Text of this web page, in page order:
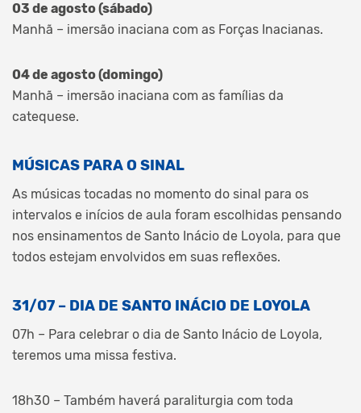
03 de agosto (sábado)
Manhã – imersão inaciana com as Forças Inacianas.
04 de agosto (domingo)
Manhã – imersão inaciana com as famílias da
catequese.
MÚSICAS PARA O SINAL
As músicas tocadas no momento do sinal para os
intervalos e inícios de aula foram escolhidas pensando
nos ensinamentos de Santo Inácio de Loyola, para que
todos estejam envolvidos em suas reflexões.
31/07 – DIA DE SANTO INÁCIO DE LOYOLA
07h – Para celebrar o dia de Santo Inácio de Loyola,
teremos uma missa festiva.
18h30 – Também haverá paraliturgia com toda